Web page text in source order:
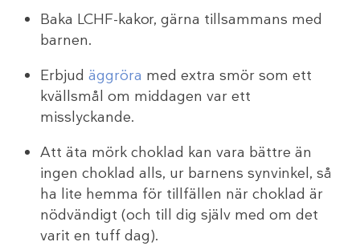
Baka LCHF-kakor, gärna tillsammans med
barnen.
Erbjud äggröra med extra smör som ett
kvällsmål om middagen var ett
misslyckande.
Att äta mörk choklad kan vara bättre än
ingen choklad alls, ur barnens synvinkel, så
ha lite hemma för tillfällen när choklad är
nödvändigt (och till dig själv med om det
varit en tuff dag).